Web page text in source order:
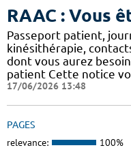
RAAC : Vous
Passeport patient,
kinésithérapie,
dont vous aurez
patient Cette notice
17/06/2026 13:48
PAGES
relevance: 100%